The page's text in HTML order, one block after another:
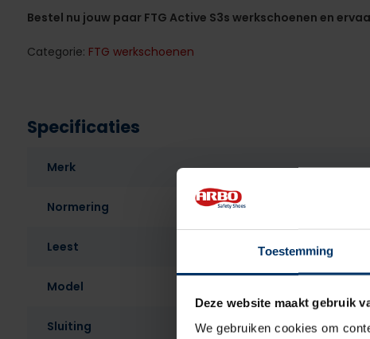
Toestemming
Deze website maakt gebruik
We gebruiken cookies om
Bestel nu jouw paar FTG Active S3s werkschoenen en
Categorie: FTG werkschoenen
Specificaties
Merk
Normering
Leest
Model
Sluiting